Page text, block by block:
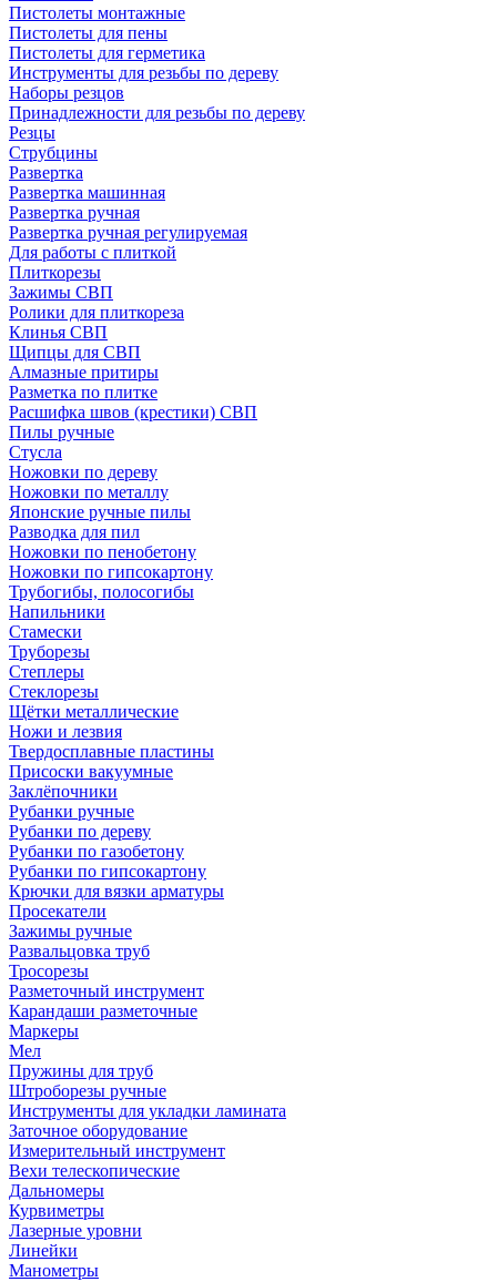
Пистолеты монтажные
Пистолеты для пены
Пистолеты для герметика
Инструменты для резьбы по дереву
Наборы резцов
Принадлежности для резьбы по дереву
Резцы
Струбцины
Развертка
Развертка машинная
Развертка ручная
Развертка ручная регулируемая
Для работы с плиткой
Плиткорезы
Зажимы СВП
Ролики для плиткореза
Клинья СВП
Щипцы для СВП
Алмазные притиры
Разметка по плитке
Расшифка швов (крестики) СВП
Пилы ручные
Стусла
Ножовки по дереву
Ножовки по металлу
Японские ручные пилы
Разводка для пил
Ножовки по пенобетону
Ножовки по гипсокартону
Трубогибы, полосогибы
Напильники
Стамески
Труборезы
Степлеры
Стеклорезы
Щётки металлические
Ножи и лезвия
Твердосплавные пластины
Присоски вакуумные
Заклёпочники
Рубанки ручные
Рубанки по дереву
Рубанки по газобетону
Рубанки по гипсокартону
Крючки для вязки арматуры
Просекатели
Зажимы ручные
Развальцовка труб
Тросорезы
Разметочный инструмент
Карандаши разметочные
Маркеры
Мел
Пружины для труб
Штроборезы ручные
Инструменты для укладки ламината
Заточное оборудование
Измерительный инструмент
Вехи телескопические
Дальномеры
Курвиметры
Лазерные уровни
Линейки
Манометры